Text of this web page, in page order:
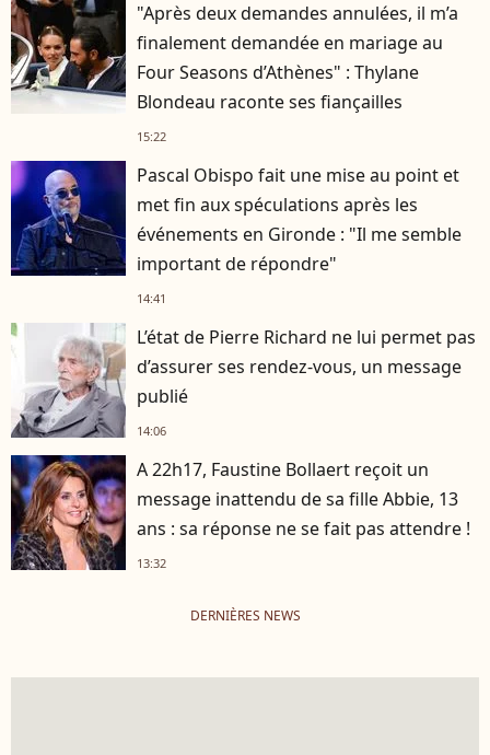
"Après deux demandes annulées, il m’a
finalement demandée en mariage au
Four Seasons d’Athènes" : Thylane
Blondeau raconte ses fiançailles
15:22
Pascal Obispo fait une mise au point et
met fin aux spéculations après les
événements en Gironde : "Il me semble
important de répondre"
14:41
L’état de Pierre Richard ne lui permet pas
d’assurer ses rendez-vous, un message
publié
14:06
A 22h17, Faustine Bollaert reçoit un
message inattendu de sa fille Abbie, 13
ans : sa réponse ne se fait pas attendre !
13:32
DERNIÈRES NEWS